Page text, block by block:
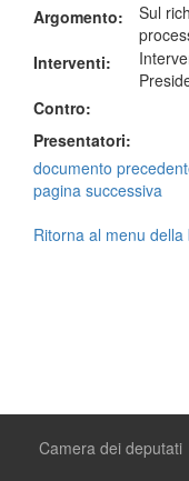
Argomento:
Sul
Interventi:
Contro:
Presentatori:
documento
pagina successiva
Ritorna al menu
Camera dei deputati